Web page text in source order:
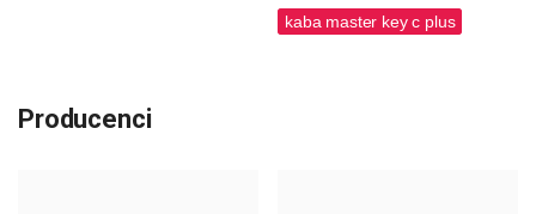
kaba master key c plus
Producenci